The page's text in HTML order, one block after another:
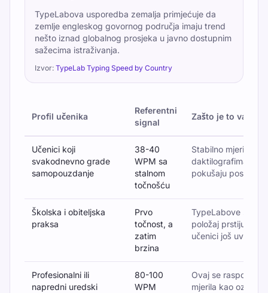
TypeLabova usporedba zemalja primjećuje da
zemlje engleskog govornog područja imaju trend
nešto iznad globalnog prosjeka u javno dostupnim
sažecima istraživanja.
Izvor: TypeLab Typing Speed by Country
Profil učenika
Referentni
signal
Zašto je to važno
Učenici koji
svakodnevno grade
samopouzdanje
38-40
WPM sa
stalnom
točnošću
Stabilno mjerilo za
daktilografima koji
pokušaju postići
Školska i obiteljska
praksa
Prvo
točnost, a
zatim
brzina
TypeLabove
položaj prstiju i
učenici još uvijek
Profesionalni ili
napredni uredski
80-100
WPM
Ovaj se raspon
mjerila kao